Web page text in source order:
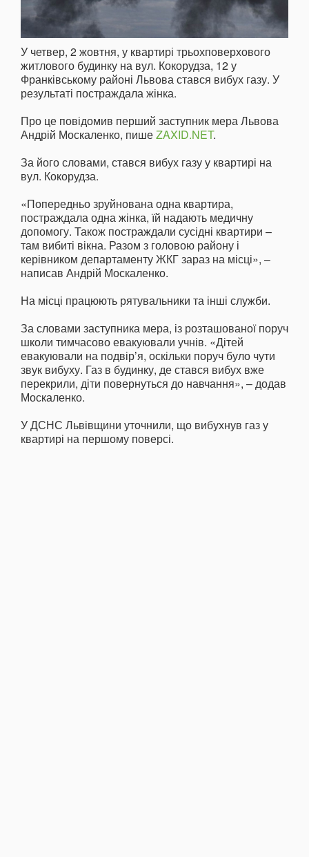
У четвер, 2 жовтня, у квартирі трьохповерхового
житлового будинку на вул. Кокорудза, 12 у
Франківському районі Львова стався вибух газу. У
результаті постраждала жінка.
Про це повідомив перший заступник мера Львова
Андрій Москаленко, пишеZAXID.NET.
За його словами, стався вибух газу у квартирі на
вул. Кокорудза.
«Попередньо зруйнована одна квартира,
постраждала одна жінка, їй надають медичну
допомогу. Також постраждали сусідні квартири –
там вибиті вікна. Разом з головою району і
керівником департаменту ЖКГ зараз на місці», –
написав Андрій Москаленко.
На місці працюють рятувальники та інші служби.
За словами заступника мера, із розташованої поруч
школи тимчасово евакуювали учнів. «Дітей
евакуювали на подвірʼя, оскільки поруч було чути
звук вибуху. Газ в будинку, де стався вибух вже
перекрили, діти повернуться до навчання», – додав
Москаленко.
У ДСНС Львівщини уточнили, що вибухнув газ у
квартирі на першому поверсі.